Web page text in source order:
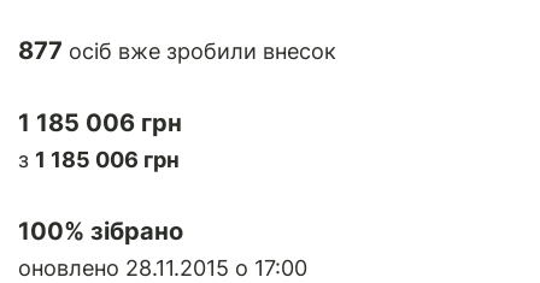
877 осіб вже зробили внесок
1 185 006 грн
з 1 185 006 грн
100% зібрано
оновлено 28.11.2015 о 17:00